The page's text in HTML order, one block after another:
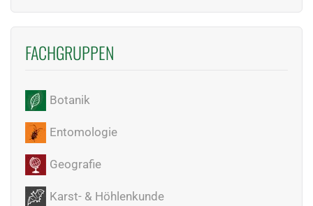
FACHGRUPPEN
Botanik
Entomologie
Geografie
Karst- & Höhlenkunde